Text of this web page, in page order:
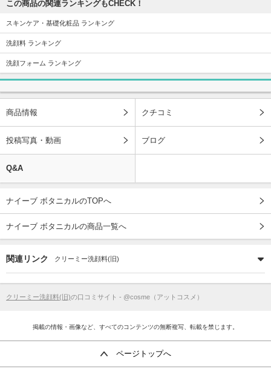
この商品の関連ランキングもCHECK！
スキンケア・基礎化粧品 ランキング
洗顔料 ランキング
洗顔フォーム ランキング
商品情報 クチコミ
投稿写真・動画 ブログ
Q&A
ナイーブ ボタニカルのTOPへ
ナイーブ ボタニカルの商品一覧へ
関連リンク クリーミー洗顔料(旧)
クリーミー洗顔料(旧)の口コミサイト - @cosme（アットコスメ）
掲載の情報・画像など、すべてのコンテンツの無断複写、転載を禁じます。
ページトップへ